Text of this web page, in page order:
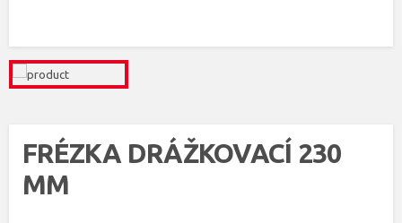
FRÉZKA DRÁŽKOVACÍ 230
MM